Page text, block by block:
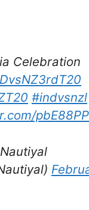
Celebration
#indvsnzl